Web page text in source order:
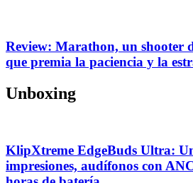
Review: Marathon, un shooter
que premia la paciencia y la
Unboxing
KlipXtreme EdgeBuds Ultra:
impresiones, audífonos con